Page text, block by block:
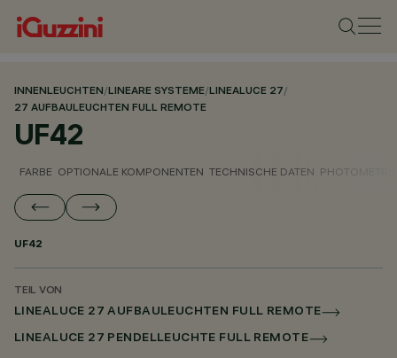
INNENLEUCHTEN/LINEARE SYSTEME/LINEALUCE 27/
27 AUFBAULEUCHTEN FULL REMOTE
UF42
FARBE OPTIONALE KOMPONENTEN TECHNISCHE DATEN
UF42
TEIL VON
LINEALUCE 27 AUFBAULEUCHTEN FULL REMOTE
LINEALUCE 27 PENDELLEUCHTE FULL REMOTE